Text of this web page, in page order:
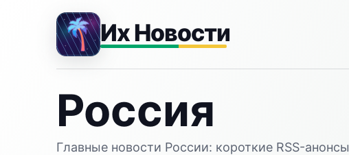
Их Новости
Россия
Главные новости России: короткие RSS-